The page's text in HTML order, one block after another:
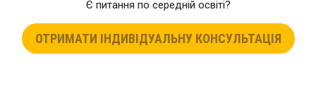
Є питання по середній освіті?
ОТРИМАТИ ІНДИВІДУАЛЬНУ КОНСУЛЬТАЦІЯ